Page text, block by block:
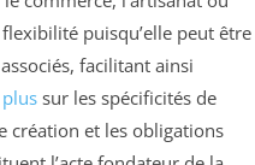
puisqu’elle peut être
facilitant ainsi
sur les spécificités de
création et les obligations